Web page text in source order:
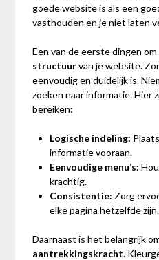
goede website is als een
vasthouden en je niet laten
Een van de eerste dingen
structuurvan je website.
eenvoudig en duidelijk is.
zoeken naar informatie. Hier
bereiken:
Logische indeling:
informatie vooraan.
Eenvoudige menu’s:
krachtig.
Consistentie: Zorg
elke pagina hetzelfde zijn.
Daarnaast is het belangrijk
aantrekkingskracht.